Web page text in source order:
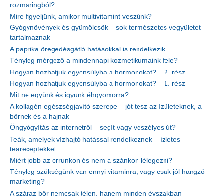
rozmaringból?
Mire figyeljünk, amikor multivitamint veszünk?
Gyógynövények és gyümölcsök – sok természetes vegyületet
tartalmaznak
A paprika öregedésgátló hatásokkal is rendelkezik
Tényleg mérgező a mindennapi kozmetikumaink fele?
Hogyan hozhatjuk egyensúlyba a hormonokat? – 2. rész
Hogyan hozhatjuk egyensúlyba a hormonokat? – 1. rész
Mit ne együnk és igyunk éhgyomorra?
A kollagén egészségjavító szerepe – jót tesz az ízületeknek, a
bőrnek és a hajnak
Öngyógyítás az internetről – segít vagy veszélyes út?
Teák, amelyek vízhajtó hatással rendelkeznek – ízletes
teareceptekkel
Miért jobb az orrunkon és nem a szánkon lélegezni?
Tényleg szükségünk van ennyi vitaminra, vagy csak jól hangzó
marketing?
A száraz bőr nemcsak télen, hanem minden évszakban